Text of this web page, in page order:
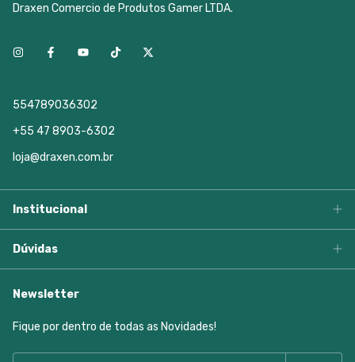
Draxen Comercio de Produtos Gamer LTDA.
554789036302
+55 47 8903-6302
loja@draxen.com.br
Institucional
Dúvidas
Newsletter
Fique por dentro de todas as Novidades!